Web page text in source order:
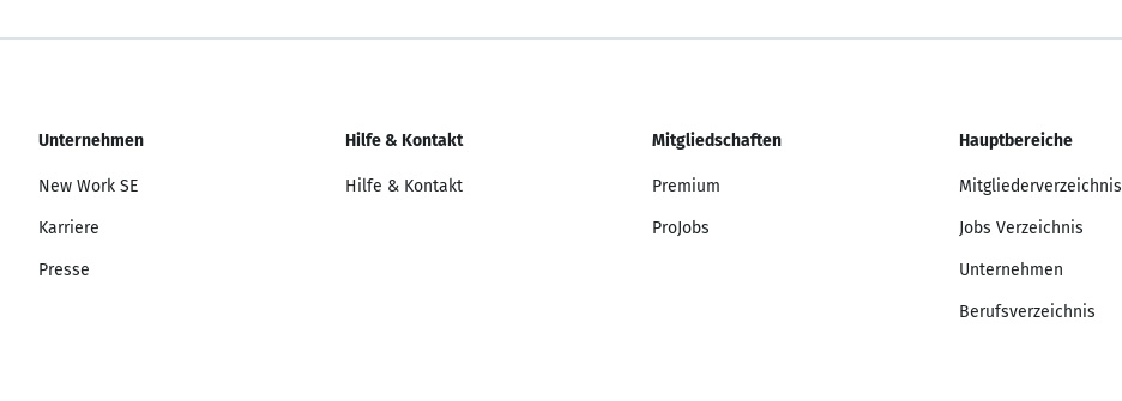
Unternehmen
New Work SE
Karriere
Presse
Hilfe & Kontakt
Hilfe & Kontakt
Mitgliedschaften
Premium
ProJobs
Hauptbereiche
Mitgliederverzeichnis
Jobs Verzeichnis
Unternehmen
Berufsverzeichnis